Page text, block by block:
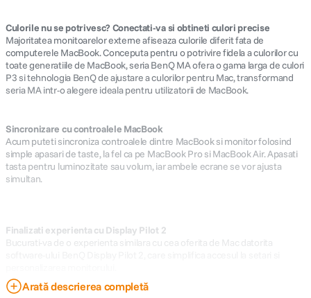
Culorile nu se potrivesc? Conectati-va si obtineti culori precise
Majoritatea monitoarelor externe afiseaza culorile diferit fata de
computerele MacBook. Conceputa pentru o potrivire fidela a culorilor cu
toate generatiile de MacBook, seria BenQ MA ofera o gama larga de culori
P3 si tehnologia BenQ de ajustare a culorilor pentru Mac, transformand
seria MA intr-o alegere ideala pentru utilizatorii de MacBook.
Sincronizare cu controalele MacBook
Acum puteti sincroniza controalele dintre MacBook si monitor folosind
simple apasari de taste, la fel ca pe MacBook Pro si MacBook Air. Apasati
tasta pentru luminozitate sau volum, iar ambele ecrane se vor ajusta
simultan.
Finalizati experienta cu Display Pilot 2
Bucurati-va de o experienta similara cu cea oferita de Mac datorita
Arată descrierea completă